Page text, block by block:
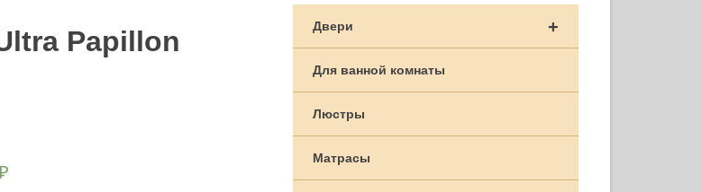
Papillon
+
Двери
Для ванной комнаты
Люстры
Матрасы